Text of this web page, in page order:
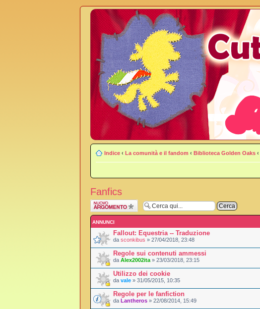
Indice ‹ La comunità e il fandom ‹ Biblioteca Golden Oaks ‹
Fanfics
Scrivi un nuovo
argomento
ANNUNCI
Fallout: Equestria -- Traduzione
da sconkibus » 27/04/2018, 23:48
Regole sui contenuti ammessi
da Alex2002ita » 23/03/2018, 23:15
Utilizzo dei cookie
da vale » 31/05/2015, 10:35
Regole per le fanfiction
da Lantheros » 22/08/2014, 15:49